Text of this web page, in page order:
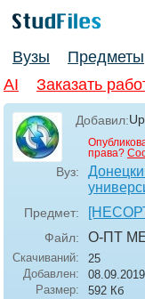
Вузы Предметы
AI
Заказать
Добавил:
права?
Вуз:
Предмет:
Файл: О-ПТ
Скачиваний:
25
Добавлен:
08.09.2019
Размер:
592 Кб